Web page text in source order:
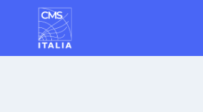
contenuto